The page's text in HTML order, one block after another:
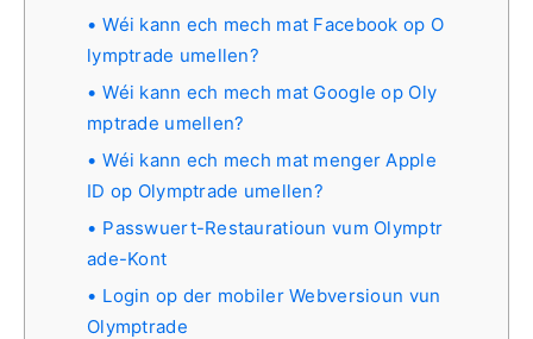
Wéi kann ech mech mat Facebook op O
lymptrade umellen?
Wéi kann ech mech mat Google op Oly
mptrade umellen?
Wéi kann ech mech mat menger Apple
ID op Olymptrade umellen?
Passwuert-Restauratioun vum Olymptr
ade-Kont
Login op der mobiler Webversioun vun
Olymptrade